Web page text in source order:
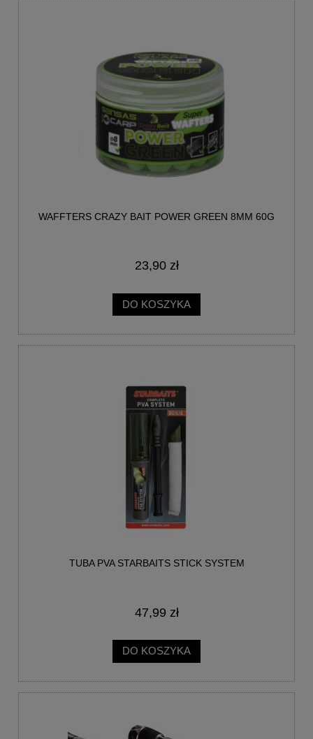
WAFFTERS CRAZY BAIT POWER GREEN 8MM 60G
23,90 zł
DO KOSZYKA
TUBA PVA STARBAITS STICK SYSTEM
47,99 zł
DO KOSZYKA